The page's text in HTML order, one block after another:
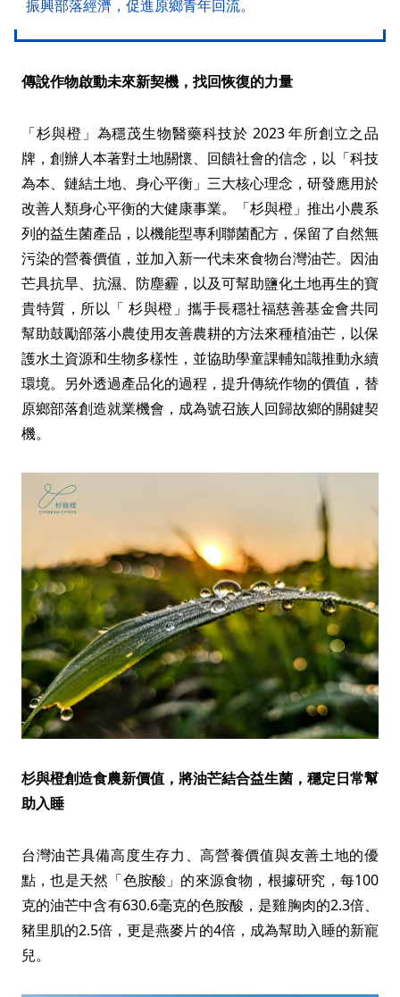
振興部落經濟，促進原鄉青年回流。
傳說作物啟動未來新契機，找回恢復的力量
「杉與橙」為穩茂生物醫藥科技於 2023 年所創立之品
牌，創辦人本著對土地關懷、回饋社會的信念，以「科技
為本、鏈結土地、身心平衡」三大核心理念，研發應用於
改善人類身心平衡的大健康事業。「杉與橙」推出小農系
列的益生菌產品，以機能型專利聯菌配方，保留了自然無
污染的營養價值，並加入新一代未來食物台灣油芒。因油
芒具抗旱、抗濕、防塵霾，以及可幫助鹽化土地再生的寶
貴特質，所以「 杉與橙」攜手長穩社福慈善基金會共同
幫助鼓勵部落小農使用友善農耕的方法來種植油芒，以保
護水土資源和生物多樣性，並協助學童課輔知識推動永續
環境。另外透過產品化的過程，提升傳統作物的價值，替
原鄉部落創造就業機會，成為號召族人回歸故鄉的關鍵契
機。
杉與橙創造食農新價值，將油芒結合益生菌，穩定日常幫
助入睡
台灣油芒具備高度生存力、高營養價值與友善土地的優
點，也是天然「色胺酸」的來源食物，根據研究，每100
克的油芒中含有630.6毫克的色胺酸，是雞胸肉的2.3倍、
豬里肌的2.5倍，更是燕麥片的4倍，成為幫助入睡的新寵
兒。